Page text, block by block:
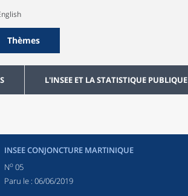
Thèmes
L'INSEE ET LA STATISTIQUE PUBLIQUE
INSEE CONJONCTURE MARTINIQUE
No 05
Paru le : 06/06/2019